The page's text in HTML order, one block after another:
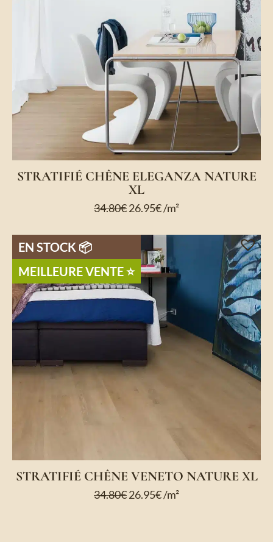
STRATIFIÉ CHÊNE ELEGANZA NATURE
XL
34.80€26.95€/m²
EN STOCK 📦
MEILLEURE VENTE ⭐
STRATIFIÉ CHÊNE VENETO NATURE XL
34.80€26.95€/m²